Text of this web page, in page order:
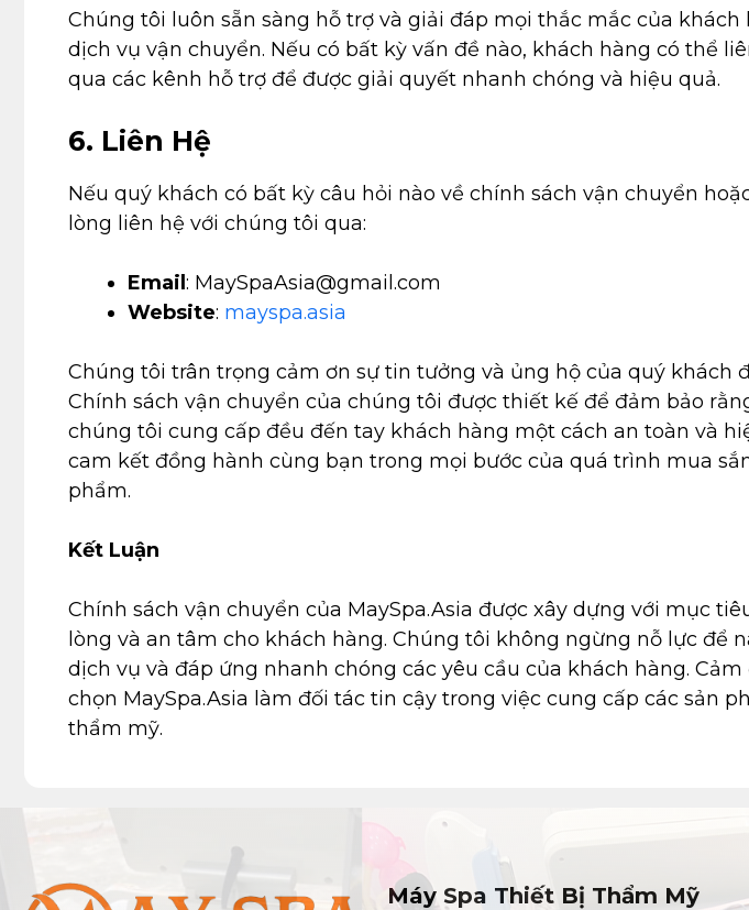
Chúng tôi luôn sẵn sàng hỗ trợ và giải đáp mọi thắc mắc của khách
dịch vụ vận chuyển. Nếu có bất kỳ vấn đề nào, khách hàng có thể
qua các kênh hỗ trợ để được giải quyết nhanh chóng và hiệu quả.
6. Liên Hệ
Nếu quý khách có bất kỳ câu hỏi nào về chính sách vận chuyển
lòng liên hệ với chúng tôi qua:
Email : MaySpaAsia@gmail.com
Website: mayspa.asia
Chúng tôi trân trọng cảm ơn sự tin tưởng và ủng hộ của quý khách
Chính sách vận chuyển của chúng tôi được thiết kế để đảm bảo
chúng tôi cung cấp đều đến tay khách hàng một cách an toàn và
cam kết đồng hành cùng bạn trong mọi bước của quá trình mua
phẩm.
Kết Luận
Chính sách vận chuyển của MaySpa.Asia được xây dựng với mục
lòng và an tâm cho khách hàng. Chúng tôi không ngừng nỗ lực để
dịch vụ và đáp ứng nhanh chóng các yêu cầu của khách hàng.
chọn MaySpa.Asia làm đối tác tin cậy trong việc cung cấp các sản
thẩm mỹ.
Máy Spa Thiết Bị Thẩm Mỹ